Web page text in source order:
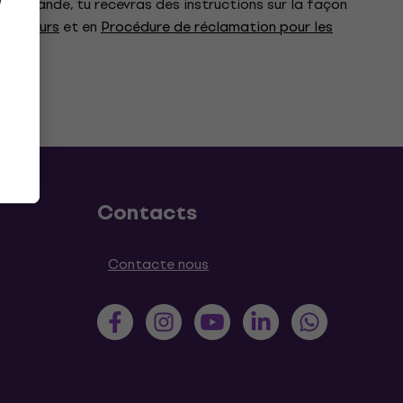
et en Procédure de réclamation pour les
Contacts
Contacte nous